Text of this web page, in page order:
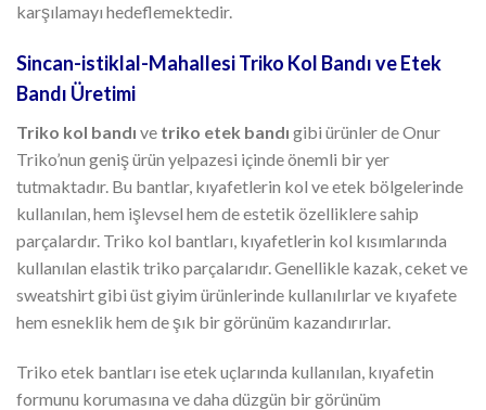
karşılamayı hedeflemektedir.
Sincan-istiklal-Mahallesi Triko Kol Bandı ve Etek
Bandı Üretimi
Triko kol bandı ve triko etek bandı gibi ürünler de Onur
Triko’nun geniş ürün yelpazesi içinde önemli bir yer
tutmaktadır. Bu bantlar, kıyafetlerin kol ve etek bölgelerinde
kullanılan, hem işlevsel hem de estetik özelliklere sahip
parçalardır. Triko kol bantları, kıyafetlerin kol kısımlarında
kullanılan elastik triko parçalarıdır. Genellikle kazak, ceket ve
sweatshirt gibi üst giyim ürünlerinde kullanılırlar ve kıyafete
hem esneklik hem de şık bir görünüm kazandırırlar.
Triko etek bantları ise etek uçlarında kullanılan, kıyafetin
formunu korumasına ve daha düzgün bir görünüm